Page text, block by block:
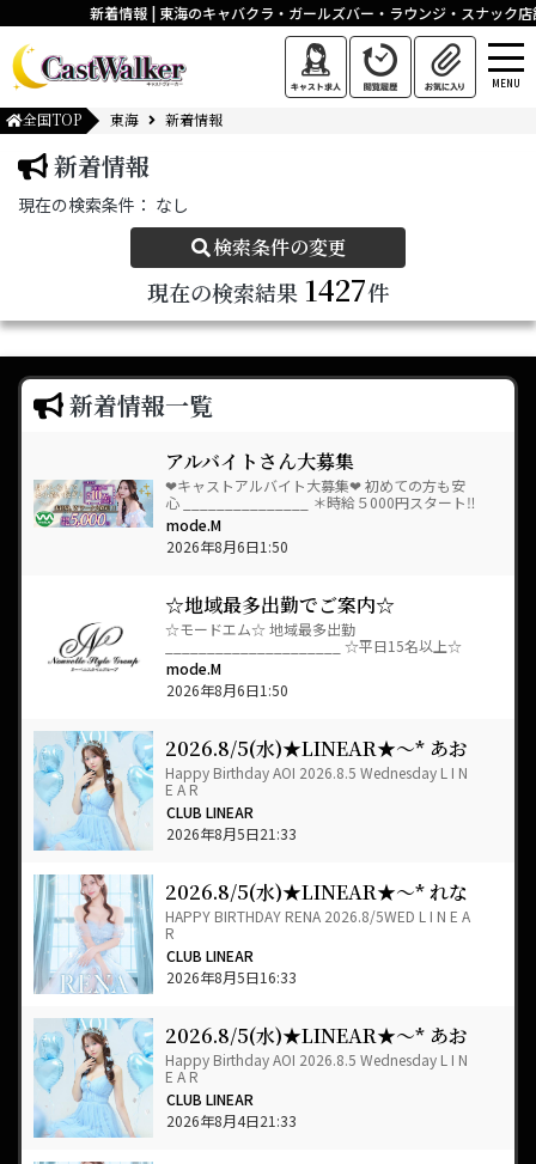
新着情報 | 東海のキャバクラ・ガールズバー・ラウンジ・スナック店
MENU
全国TOP 東海 新着情報
新着情報
現在の検索条件： なし
検索条件の変更
現在の検索結果 1427件
新着情報一覧
アルバイトさん大募集
❤︎キャストアルバイト大募集❤︎ 初めての方も安
心 _______________ ＊時給５000円スタート‼︎
＊専用駐車場完備！ …
mode.M
2026年8月6日1:50
☆地域最多出勤でご案内☆
☆モードエム☆ 地域最多出勤
_____________________ ☆平日15名以上☆
☆週末20名以上☆ 地域最多出勤で…
mode.M
2026年8月6日1:50
2026.8/5(水)★LINEAR★～* あお
い *～BIRTHDAY★EVENT+゜
Happy Birthday AOI 2026.8.5 Wednesday L I N
E A R
CLUB LINEAR
2026年8月5日21:33
2026.8/5(水)★LINEAR★～* れな
*～BIRTHDAY★EVENT+゜
HAPPY BIRTHDAY RENA 2026.8/5WED L I N E A
R
CLUB LINEAR
2026年8月5日16:33
2026.8/5(水)★LINEAR★～* あお
い *～BIRTHDAY★EVENT+゜
Happy Birthday AOI 2026.8.5 Wednesday L I N
E A R
CLUB LINEAR
2026年8月4日21:33